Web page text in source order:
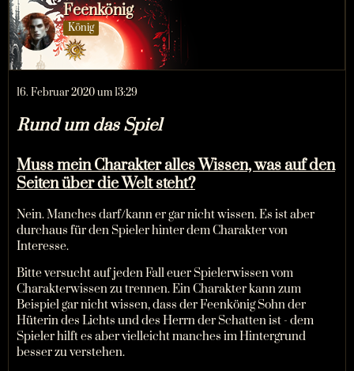
Feenkönig
König
16. Februar 2020 um 13:29
Rund um das Spiel
Muss mein Charakter alles Wissen, was auf den
Seiten über die Welt steht?
Nein. Manches darf/kann er gar nicht wissen. Es ist aber
durchaus für den Spieler hinter dem Charakter von
Interesse.
Bitte versucht auf jeden Fall euer Spielerwissen vom
Charakterwissen zu trennen. Ein Charakter kann zum
Beispiel gar nicht wissen, dass der Feenkönig Sohn der
Hüterin des Lichts und des Herrn der Schatten ist - dem
Spieler hilft es aber vielleicht manches im Hintergrund
besser zu verstehen.